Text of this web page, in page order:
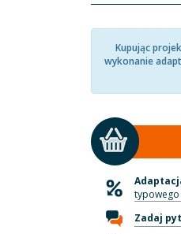
Kupując
wykonanie
typowego
Zadaj